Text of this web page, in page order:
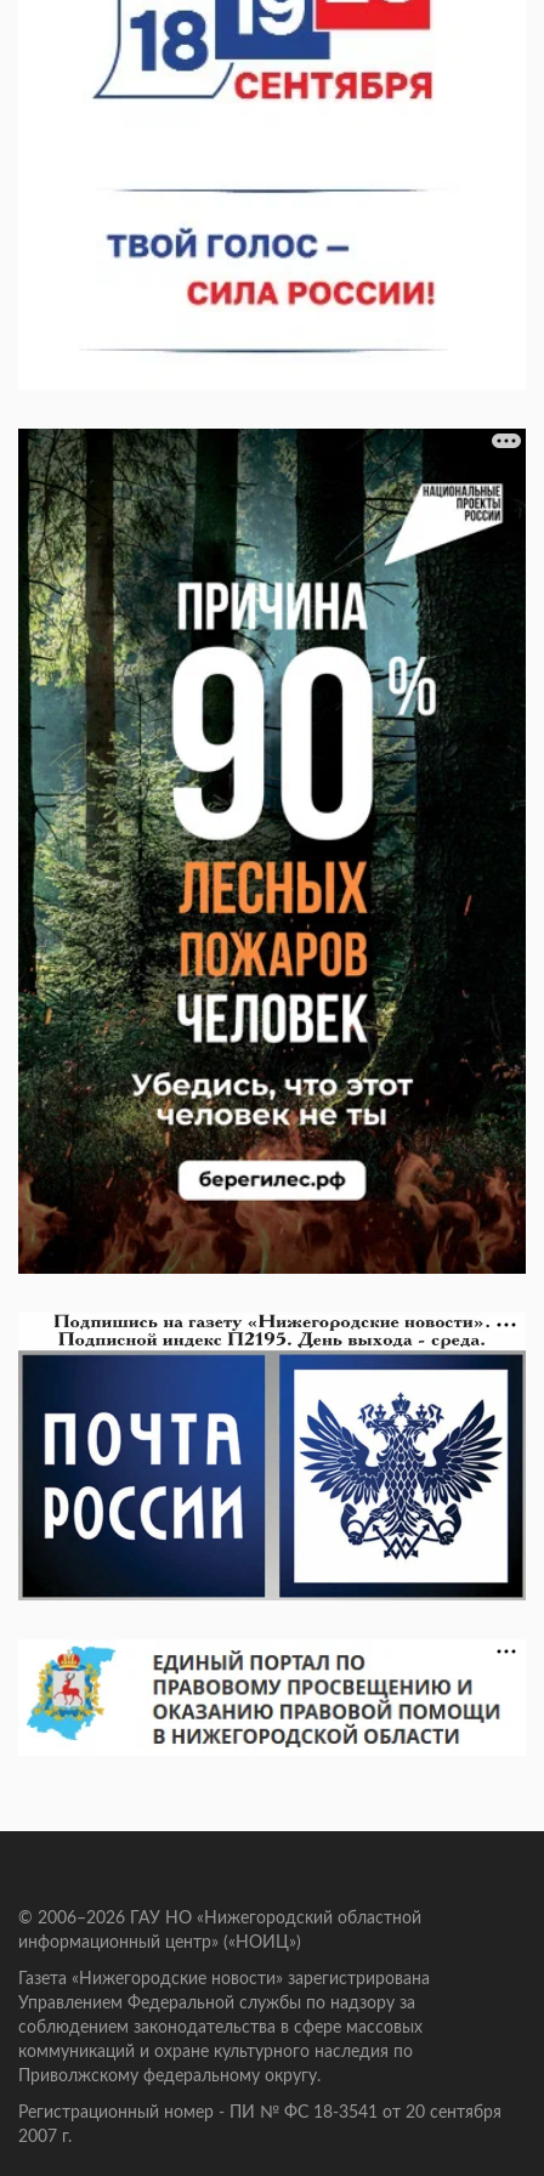
07.08.2026 11:03
© 2006–2026 ГАУ НО «Нижегородский областной
информационный центр» («НОИЦ»)
Газета «Нижегородские новости» зарегистрирована
Управлением Федеральной службы по надзору за
соблюдением законодательства в сфере массовых
коммуникаций и охране культурного наследия по
Приволжскому федеральному округу.
Регистрационный номер - ПИ № ФС 18-3541 от 20 сентября
2007 г.